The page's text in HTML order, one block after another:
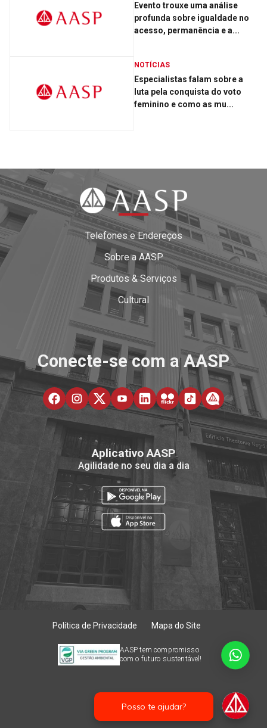
Evento trouxe uma análise
profunda sobre igualdade no
acesso, permanência e a...
NOTÍCIAS
Especialistas falam sobre a
luta pela conquista do voto
feminino e como as mu...
Telefones e Endereços
Sobre a AASP
Produtos & Serviços
Cultural
Conecte-se com a AASP
Aplicativo AASP
Agilidade no seu dia a dia
Política de Privacidade Mapa do Site
AASP tem compromisso
com o futuro sustentável!